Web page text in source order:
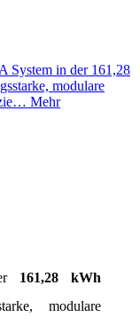
System in der 161,28
modulare
Mehr
161,28 kWh
modulare